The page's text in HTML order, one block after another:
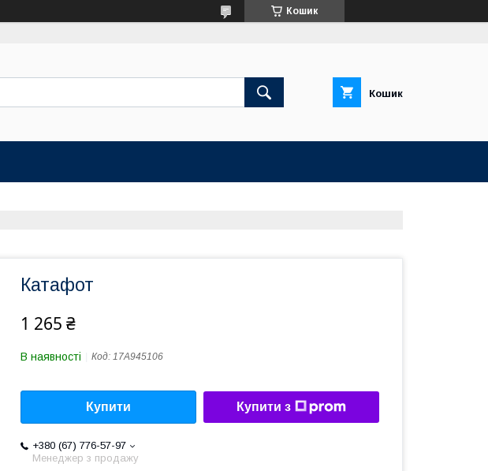
Кошик
Кошик
Катафот
1 265 ₴
В наявності Код: 17A945106
Купити Купити з
+380 (67) 776-57-97
Менеджер з продажу